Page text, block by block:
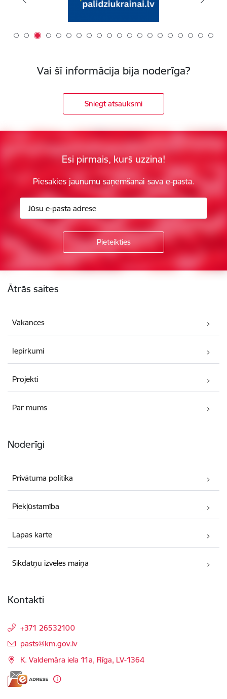
Vai šī informācija bija noderīga?
Sniegt atsauksmi
Esi pirmais, kurš uzzina!
Piesakies jaunumu saņemšanai savā e-pastā.
Ātrās saites
Vakances
Iepirkumi
Projekti
Par mums
Noderīgi
Privātuma politika
Piekļūstamība
Lapas karte
Sīkdatņu izvēles maiņa
Kontakti
+371 26532100
E-pasts:
pasts@km.gov.lv
K. Valdemāra iela 11a, Rīga, LV-1364